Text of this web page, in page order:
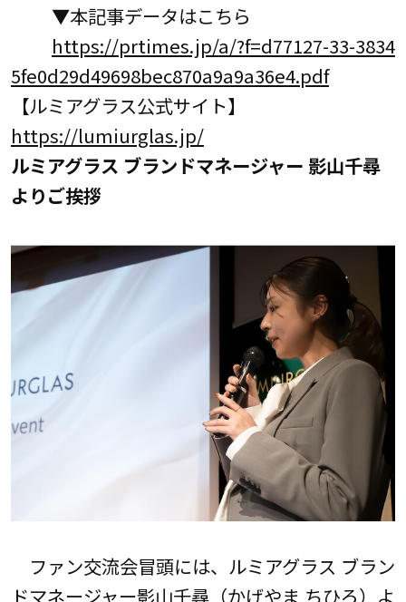
▼本記事データはこちら
https://prtimes.jp/a/?f=d77127-33-3834
5fe0d29d49698bec870a9a9a36e4.pdf
【ルミアグラス公式サイト】
https://lumiurglas.jp/
ルミアグラス ブランドマネージャー 影山千尋
よりご挨拶
ファン交流会冒頭には、ルミアグラス ブラン
ドマネージャー影山千尋（かげやま ちひろ）よ